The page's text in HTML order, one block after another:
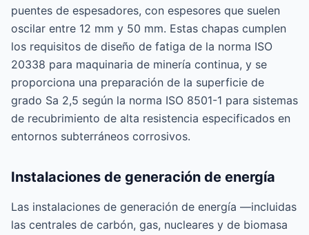
puentes de espesadores, con espesores que suelen
oscilar entre 12 mm y 50 mm. Estas chapas cumplen
los requisitos de diseño de fatiga de la norma ISO
20338 para maquinaria de minería continua, y se
proporciona una preparación de la superficie de
grado Sa 2,5 según la norma ISO 8501-1 para sistemas
de recubrimiento de alta resistencia especificados en
entornos subterráneos corrosivos.
Instalaciones de generación de energía
Las instalaciones de generación de energía —incluidas
las centrales de carbón, gas, nucleares y de biomasa